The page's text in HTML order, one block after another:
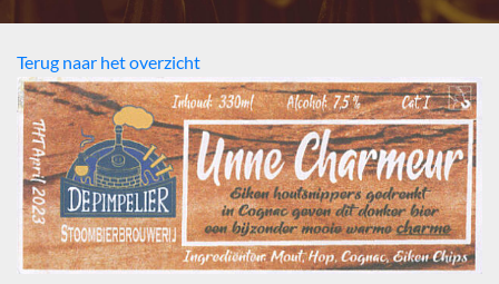
Terug naar het overzicht